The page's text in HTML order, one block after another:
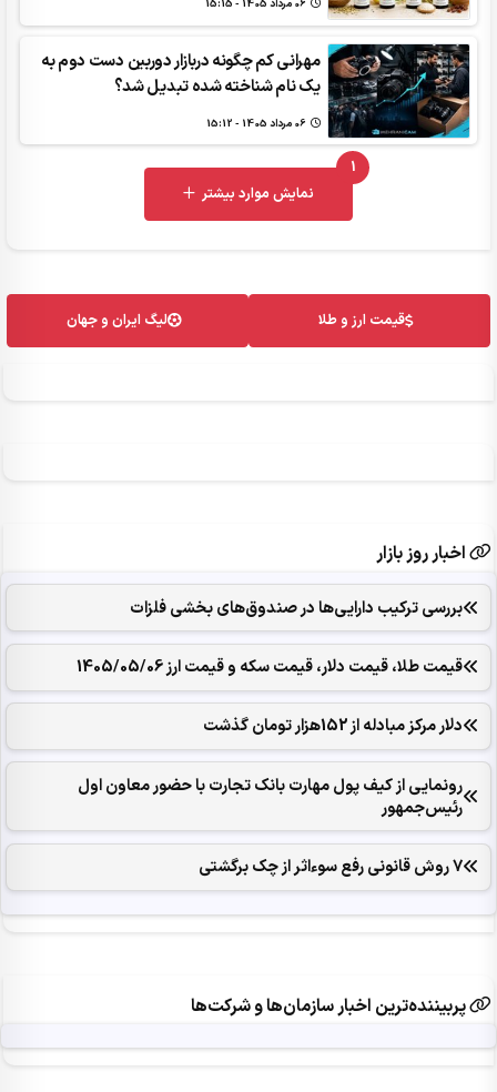
06 مرداد 1405 - 15:15
مهرانی کم چگونه دربازار دوربین دست دوم به
یک نام شناخته‌ شده تبدیل شد؟
06 مرداد 1405 - 15:12
1
UNREAD MESSAGES
نمایش موارد بیشتر
قیمت ارز و طلا لیگ ایران و جهان
اخبار روز بازار
بررسی ترکیب دارایی‌ها در صندوق‌های بخشی فلزات
قیمت طلا، قیمت دلار، قیمت سکه و قیمت ارز 1405/05/06
دلار مرکز مبادله از 152هزار تومان گذشت
رونمایی از کیف پول مهارت بانک تجارت با حضور معاون اول
رئیس‌جمهور
7 روش قانونی رفع سوء‌اثر از چک برگشتی‌
پربیننده‌ترین اخبار سازمان‌ها و شرکت‌ها